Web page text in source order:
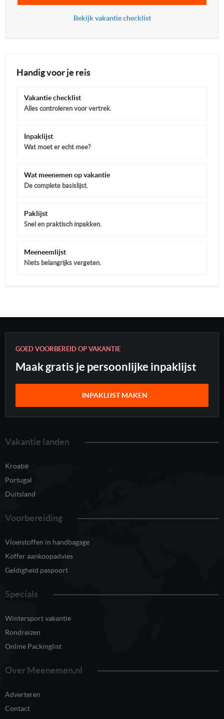
Bekijk vakantie checklist
Handig voor je reis
Vakantie checklist
Alles controleren voor vertrek.
Inpaklijst
Wat moet er echt mee?
Wat meenemen op vakantie
De complete basislijst.
Paklijst
Snel en praktisch inpakken.
Meeneemlijst
Niets belangrijks vergeten.
GOED VOORBEREID OP VAKANTIE
Maak gratis je persoonlijke inpaklijst
INPAKLIJST MAKEN
Vakantie landen
Kroatië
Portugal
Duitsland
Voorbereiding
Vloeistoffen in handbagage
Koffer aankoopadvies
Geldigheid paspoort
Specials
Wintersport vakantie
Rondreizen
Online Packinglist
Over Meenemen.nl
Adverteren
Contact